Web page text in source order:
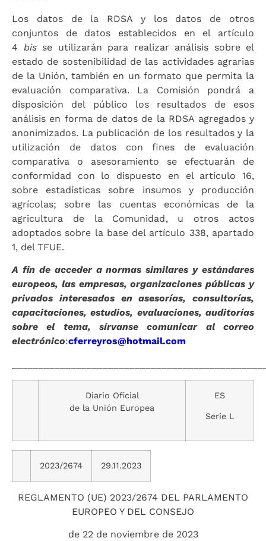
Los datos de la RDSA y los datos de otros
conjuntos de datos establecidos en el artículo
4 bisse utilizarán para realizar análisis sobre el
estado de sostenibilidad de las actividades agrarias
de la Unión, también en un formato que permita la
evaluación comparativa. La Comisión pondrá a
disposición del público los resultados de esos
análisis en forma de datos de la RDSA agregados y
anonimizados. La publicación de los resultados y la
utilización de datos con fines de evaluación
comparativa o asesoramiento se efectuarán de
conformidad con lo dispuesto en el artículo 16,
sobre estadísticas sobre insumos y producción
agrícolas; sobre las cuentas económicas de la
agricultura de la Comunidad, u otros actos
adoptados sobre la base del artículo 338, apartado
1, del TFUE.
A fin de acceder a normas similares y estándares
europeos, las empresas, organizaciones públicas y
privados interesados en asesorías, consultorías,
capacitaciones, estudios, evaluaciones, auditorías
sobre el tema, sírvanse comunicar al correo
electrónico:cferreyros@hotmail.com
Diario Oficial
de la Unión Europea
ES
Serie L
2023/2674 29.11.2023
REGLAMENTO (UE) 2023/2674 DEL PARLAMENTO
EUROPEO Y DEL CONSEJO
de 22 de noviembre de 2023